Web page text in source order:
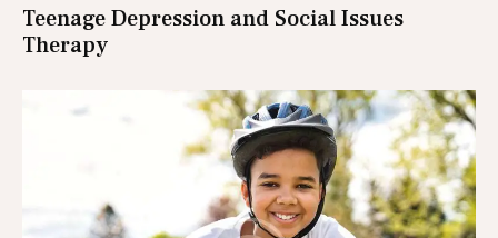
Teenage Depression and Social Issues
Therapy